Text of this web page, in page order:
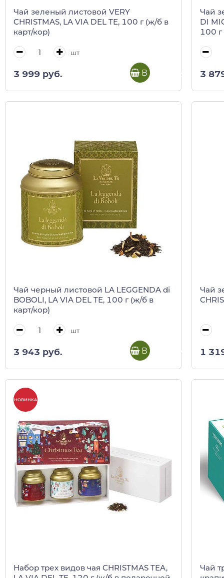
Чай зеленый листовой VERY
CHRISTMAS, LA VIA DEL TE, 100 г (ж/б в
карт/кор)
шт
3 999 руб. В корзину
Чай
DI
100 г
3
Чай черный листовой LA LEGGENDA di
BOBOLI, LA VIA DEL TE, 100 г (ж/б в
карт/кор)
шт
3 943 руб. В корзину
Чай
1
НОВИНКА
Набор трех видов чая CHRISTMAS TEA,
Чай